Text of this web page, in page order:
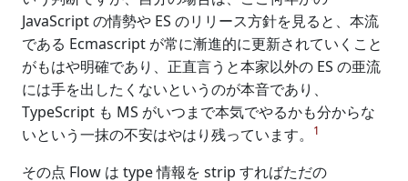
JavaScript の情勢や ES のリリース方針を見ると、本流
である Ecmascript が常に漸進的に更新されていくこと
がもはや明確であり、正直言うと本家以外の ES の亜流
には手を出したくないというのが本音であり、
TypeScript も MS がいつまで本気でやるかも分からな
いという一抹の不安はやはり残っています。
1
その点 Flow は type 情報を strip すればただの